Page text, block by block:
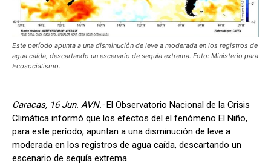
Este período apunta a una disminución de leve a moderada en los registros de
agua caída, descartando un escenario de sequía extrema. Foto: Ministerio para
Ecosocialismo.
Caracas, 16 Jun. AVN.- El Observatorio Nacional de la Crisis
Climática informó que los efectos del el fenómeno El Niño,
para este período, apuntan a una disminución de leve a
moderada en los registros de agua caída, descartando un
escenario de sequía extrema.